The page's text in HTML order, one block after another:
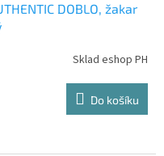
DOBLO, žakar
Sklad eshop PH
Do košíku